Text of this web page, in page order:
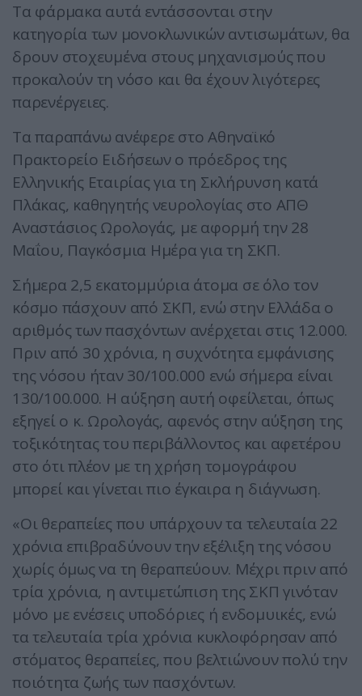
Τα φάρμακα αυτά εντάσσονται στην
κατηγορία των μονοκλωνικών αντισωμάτων, θα
δρουν στοχευμένα στους μηχανισμούς που
προκαλούν τη νόσο και θα έχουν λιγότερες
παρενέργειες.
Τα παραπάνω ανέφερε στο Αθηναϊκό
Πρακτορείο Ειδήσεων ο πρόεδρος της
Ελληνικής Εταιρίας για τη Σκλήρυνση κατά
Πλάκας, καθηγητής νευρολογίας στο ΑΠΘ
Αναστάσιος Ωρολογάς, με αφορμή την 28
Μαΐου, Παγκόσμια Ημέρα για τη ΣΚΠ.
Σήμερα 2,5 εκατομμύρια άτομα σε όλο τον
κόσμο πάσχουν από ΣΚΠ, ενώ στην Ελλάδα ο
αριθμός των πασχόντων ανέρχεται στις 12.000.
Πριν από 30 χρόνια, η συχνότητα εμφάνισης
της νόσου ήταν 30/100.000 ενώ σήμερα είναι
130/100.000. Η αύξηση αυτή οφείλεται, όπως
εξηγεί ο κ. Ωρολογάς, αφενός στην αύξηση της
τοξικότητας του περιβάλλοντος και αφετέρου
στο ότι πλέον με τη χρήση τομογράφου
μπορεί και γίνεται πιο έγκαιρα η διάγνωση.
«Οι θεραπείες που υπάρχουν τα τελευταία 22
χρόνια επιβραδύνουν την εξέλιξη της νόσου
χωρίς όμως να τη θεραπεύουν. Μέχρι πριν από
τρία χρόνια, η αντιμετώπιση της ΣΚΠ γινόταν
μόνο με ενέσεις υποδόριες ή ενδομυικές, ενώ
τα τελευταία τρία χρόνια κυκλοφόρησαν από
στόματος θεραπείες, που βελτιώνουν πολύ την
ποιότητα ζωής των πασχόντων.